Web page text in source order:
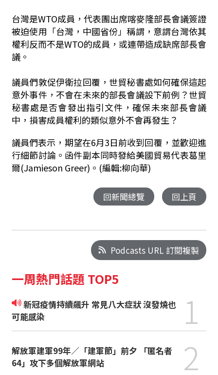
台灣是WTO成員，代表團出席喀麥隆部長會議簽證
被迫使用「台灣，中國省份」稱謂，意謂台灣依其
權利反而不是WTO的成員，或連帶造成缺席部長會
議。
議員們敦促伊衛拉回覆，世貿秘書處如何確保這起
意外事件，不會在未來的部長會議設下前例？世貿
秘書處是否會發出指引文件，確保未來部長會議
中，損害成員權利的類似意外不會再發生？
議員們表示，期望在6月3日前收到回覆，並歡迎進
行細節討論。函件副本同時發給美國貿易代表葛里
爾(Jamieson Greer)。(編輯:柳向華)
回新聞總覽 回上頁
Podcasts URL 訂閱複製
一周熱門話題 TOP5
新冠疫情持續飆升 常見八大症狀 沒發燒也
可能感染
1
解放軍建軍99年／「建軍節」前夕 「匿名者
64」攻下多個解放軍網站
2